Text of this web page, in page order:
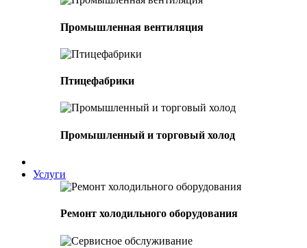
Промышленная вентиляция
Птицефабрики
Промышленный и торговый холод
Услуги
Ремонт холодильного оборудования